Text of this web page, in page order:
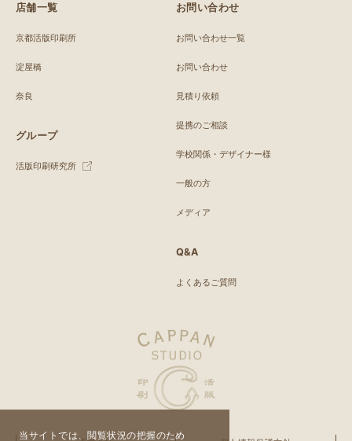
当サイトでは、閲覧状況の把握のため
店舗一覧
京都活版印刷所
淀屋橋
奈良
グループ
活版印刷研究所
お問い合わせ
お問い合わせ一覧
お問い合わせ
見積り依頼
提携のご相談
学校関係・デザイナー様
一般の方
メディア
Q&A
よくあるご質問